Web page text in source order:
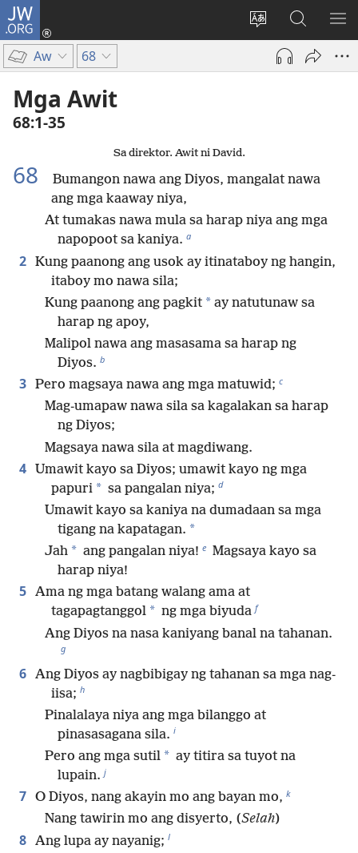
JW.ORG
Baguhin
ang
wika
Mag-
log
window)
sa
JW.ORG
Aw 68
Mga Awit
68:1-35
Sa direktor. Awit ni David.
68
Bumangon nawa ang Diyos, mangalat nawa
ang mga kaaway niya,
At tumakas nawa mula sa harap niya ang mga
napopoot sa kaniya. a
2 Kung paanong ang usok ay itinataboy ng hangin,
itaboy mo nawa sila;
Kung paanong ang pagkit * ay natutunaw sa
harap ng apoy,
Malipol nawa ang masasama sa harap ng
Diyos. b
3 Pero magsaya nawa ang mga matuwid; c
Mag-umapaw nawa sila sa kagalakan sa harap
ng Diyos;
Magsaya nawa sila at magdiwang.
4 Umawit kayo sa Diyos; umawit kayo ng mga
papuri * sa pangalan niya; d
Umawit kayo sa kaniya na dumadaan sa mga
tigang na kapatagan. *
Jah * ang pangalan niya! e Magsaya kayo sa
harap niya!
5 Ama ng mga batang walang ama at
tagapagtanggol * ng mga biyuda f
Ang Diyos na nasa kaniyang banal na tahanan.
g
6 Ang Diyos ay nagbibigay ng tahanan sa mga nag-
iisa; h
Pinalalaya niya ang mga bilanggo at
pinasasagana sila. i
Pero ang mga sutil * ay titira sa tuyot na
lupain. j
7 O Diyos, nang akayin mo ang bayan mo, k
Nang tawirin mo ang disyerto, (Selah)
8 Ang lupa ay nayanig; l